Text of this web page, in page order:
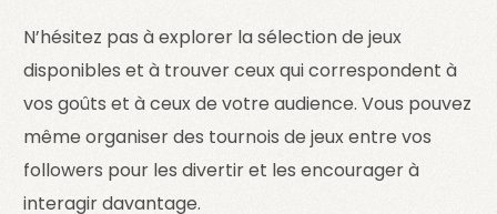
N’hésitez pas à explorer la sélection de jeux
disponibles et à trouver ceux qui correspondent à
vos goûts et à ceux de votre audience. Vous pouvez
même organiser des tournois de jeux entre vos
followers pour les divertir et les encourager à
interagir davantage.